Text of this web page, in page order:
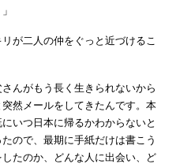
が二人の仲をぐっと近づけるこ
んがもう長く生きられないから
然メールをしてきたんです。本
いつ日本に帰るかわからないと
ので、最期に手紙だけは書こう
たのか、どんな人に出会い、ど